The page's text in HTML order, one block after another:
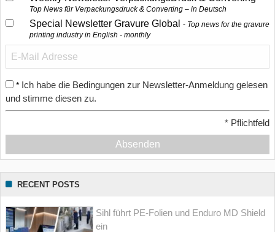
Top News für Verpackungsdruck & Converting – in Deutsch
Special Newsletter Gravure Global
Top news for the gravure
printing industry in English - monthly
* Ich habe die Bedingungen zur Newsletter-Anmeldung gelesen
und stimme diesen zu.
* Pflichtfeld
Absenden
RECENT POSTS
Sihl führt PE-Folien und Enduro MD Shield
ein